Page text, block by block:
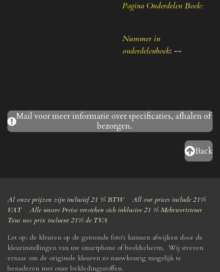
Pagina Onderdelen Boek:
Nummer in
onderdelenboek: --
Mail voor meer informatie over specificaties, afhalen of
bezorgen.
Back
Al onze prijzen zijn inclusief 21 % BTW All our prices include 21%
VAT Alle unsere Preise verstehen sich inklusive 21 % Mehrwertsteuer
Tous nos prix incluent 21% de TVA
Let op: de kleuren op de getoonde foto's kunnen afwijken door de
kleurinstellingen van uw smartphone of beeldscherm. Wij streven
ernaar om de originele kleuren zo nauwkeurig mogelijk te
benaderen met onze bekledingsstoffen.